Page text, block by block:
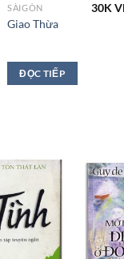
SÀIGÒN
Giao Thừa
30K
ĐỌC TIẾP